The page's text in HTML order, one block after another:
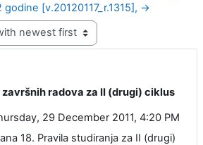
[v.20120117_r.1315], →
radova za II (drugi) ciklus
29 December 2011, 4:20 PM
18. Pravila studiranja za II (drugi)